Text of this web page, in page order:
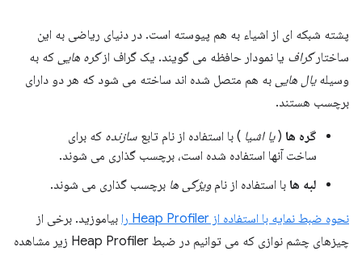
پشته شبکه ای از اشیاء به هم پیوسته است. در دنیای ریاضی به این
ساختارگراف یا نمودار حافظه می گویند. یک گراف ازگره هایی که به
وسیلهیال هایی به هم متصل شده اند ساخته می شود که هر دو دارای
برچسب هستند.
گره ها (یا اشیا ) با استفاده از نام تابع سازنده که برای
ساخت آنها استفاده شده است، برچسب گذاری می شوند.
لبه ها با استفاده از نامویژگی ها برچسب گذاری می شوند.
نحوه ضبط نمایه با استفاده از Heap Profiler را
بیاموزید. برخی از
چیزهای چشم نوازی که می توانیم در ضبط Heap Profiler زیر مشاهده